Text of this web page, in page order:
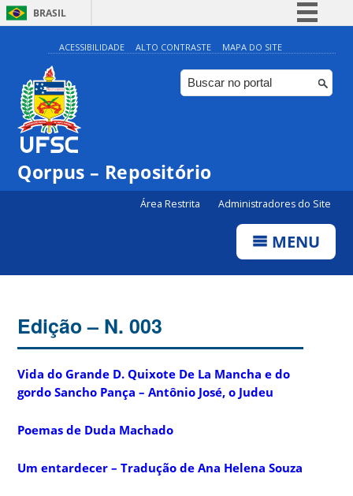
BRASIL
Simplifique!
Comunica BR
Participe
ACESSIBILIDADE ALTO CONTRASTE MAPA DO SITE
Qorpus – Repositório
Área Restrita Administradores do Site
MENU
Edição – N. 003
Vida do Grande D. Quixote De La Mancha e do
gordo Sancho Pança – Antônio José, o Judeu
Poemas de Duda Machado
Um entardecer – Tradução de Ana Helena Souza